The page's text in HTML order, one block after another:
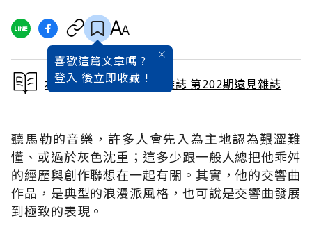
喜歡這篇文章嗎 ?
登入 後立即收藏 !
本文出自 2003 / 4月號雜誌 第202期遠見雜誌
聽馬勒的音樂，許多人會先入為主地認為艱澀難
懂、或過於灰色沈重；這多少跟一般人總把他乖舛
的經歷與創作聯想在一起有關。其實，他的交響曲
作品，是典型的浪漫派風格，也可說是交響曲發展
到極致的表現。